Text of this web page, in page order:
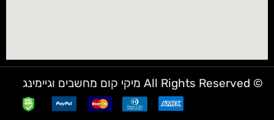
© All Rights Reserved מיקי קום מחשבים וגיימינג